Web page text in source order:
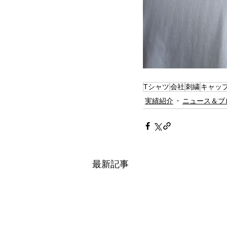
Tシャツ会社刺繍キャッ
実績紹介
ニュース＆ブ
最新記事